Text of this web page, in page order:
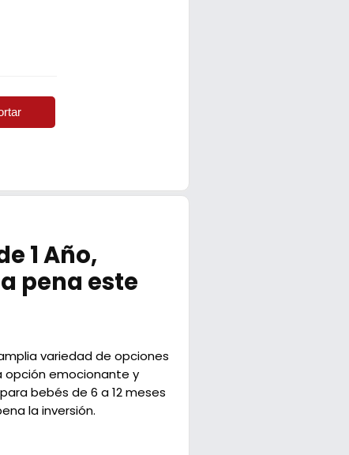
1 Año,
pena este
variedad de opciones
emocionante y
bebés de 6 a 12 meses
la inversión.